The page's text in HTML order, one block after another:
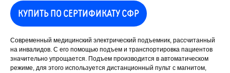
КУПИТЬ ПО СЕРТИФИКАТУ СФР
Современный медицинский электрический подъемник, рассчитанный
на инвалидов. С его помощью подъем и транспортировка пациентов
значительно упрощается. Подъем производится в автоматическом
режиме, для этого используется дистанционный пульт с магнитом,